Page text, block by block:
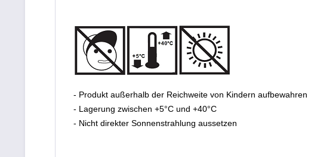
- Produkt außerhalb der Reichweite von Kindern aufbewahren
- Lagerung zwischen +5°C und +40°C
- Nicht direkter Sonnenstrahlung aussetzen